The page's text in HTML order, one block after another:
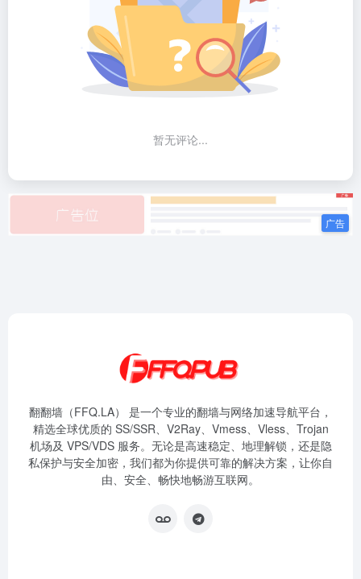
暂无评论...
翻翻墙（FFQ.LA） 是一个专业的翻墙与网络加速导航平台，
精选全球优质的 SS/SSR、V2Ray、Vmess、Vless、Trojan
机场及 VPS/VDS 服务。无论是高速稳定、地理解锁，还是隐
私保护与安全加密，我们都为你提供可靠的解决方案，让你自
由、安全、畅快地畅游互联网。